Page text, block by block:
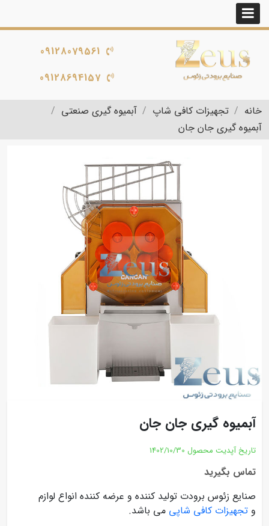
09128079561
09128694157
خانه تجهیزات کافی شاپ
آبمیوه گیری صنعتی
آبمیوه گیری جان جان
آبمیوه گیری جان جان
تاریخ آپدیت محصول 1402/10/30
تماس بگیرید
صنایع زئوس برودت تولید کننده و عرضه کننده انواع لوازم
و تجهیزات کافی شاپی می باشد.